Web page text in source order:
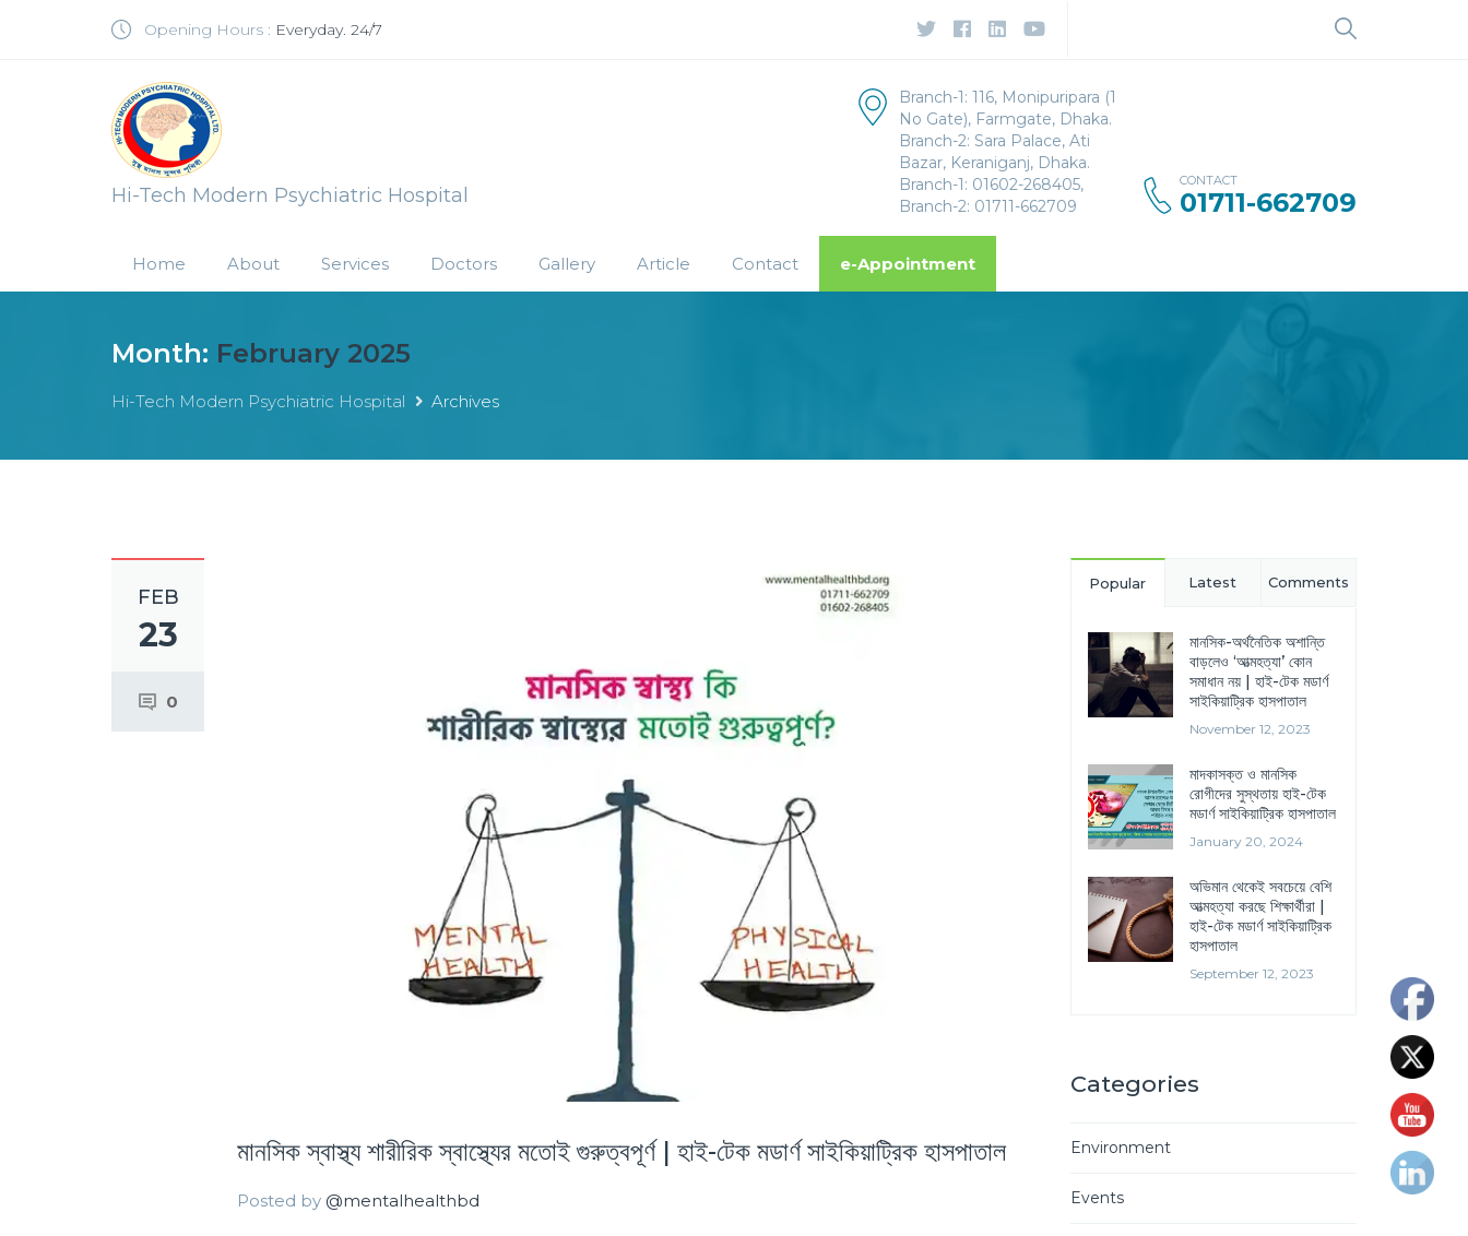
Opening Hours : Everyday. 24/7
Hi-Tech Modern Psychiatric Hospital
Branch-1: 116, Monipuripara (1
No Gate), Farmgate, Dhaka.
Branch-2: Sara Palace, Ati
Bazar, Keraniganj, Dhaka.
Branch-1: 01602-268405,
Branch-2: 01711-662709
CONTACT
01711-662709
Home About Services Doctors Gallery Article Contact e-Appointment
Month: February 2025
Hi-Tech Modern Psychiatric Hospital Archives
FEB
23
0
মানসিক স্বাস্থ্য শারীরিক স্বাস্থ্যের মতোই গুরুত্বপূর্ণ | হাই-টেক মডার্ণ সাইকিয়াট্রিক হাসপাতাল
Posted by @mentalhealthbd
Popular Latest Comments
মানসিক-অর্থনৈতিক অশান্তি
বাড়লেও ‘আত্মহত্যা’ কোন
সমাধান নয় | হাই-টেক মডার্ণ
সাইকিয়াট্রিক হাসপাতাল
November 12, 2023
মাদকাসক্ত ও মানসিক
রোগীদের সুস্থতায় হাই-টেক
মডার্ণ সাইকিয়াট্রিক হাসপাতাল
January 20, 2024
অভিমান থেকেই সবচেয়ে বেশি
আত্মহত্যা করছে শিক্ষার্থীরা |
হাই-টেক মডার্ণ সাইকিয়াট্রিক
হাসপাতাল
September 12, 2023
Categories
Environment
Events